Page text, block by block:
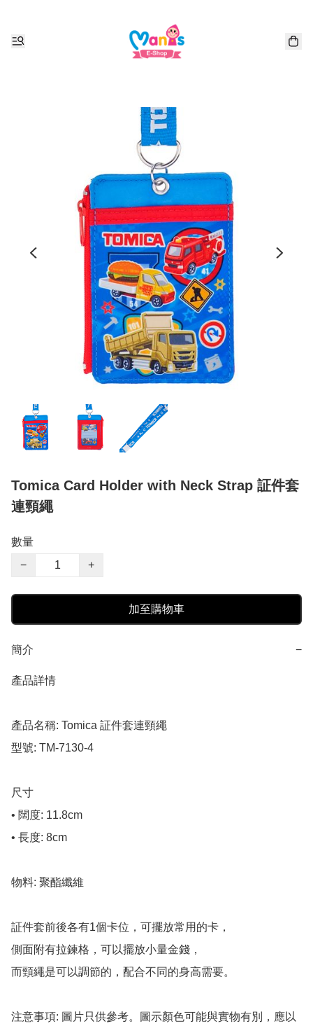
Tomica Card Holder with Neck Strap 証件套
連頸繩
數量
−
+
加至購物車
簡介 −
產品詳情
產品名稱: Tomica 証件套連頸繩
型號: TM-7130-4
尺寸
• 闊度: 11.8cm
• 長度: 8cm
物料: 聚酯纖維
証件套前後各有1個卡位，可擺放常用的卡，
側面附有拉鍊格，可以擺放小量金錢，
而頸繩是可以調節的，配合不同的身高需要。
注意事項: 圖片只供參考。圖示顏色可能與實物有別，應以